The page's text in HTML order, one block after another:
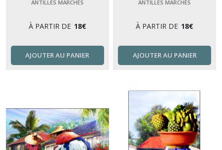
ANTILLES MARCHÉS
À PARTIR DE 18€
AJOUTER AU PANIER
ANTILLES MARCHÉS
À PARTIR DE 18€
AJOUTER AU PANIER